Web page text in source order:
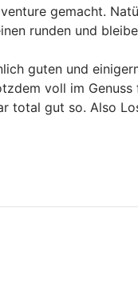
gemacht.
runden und
guten und
voll im
total gut so. Also